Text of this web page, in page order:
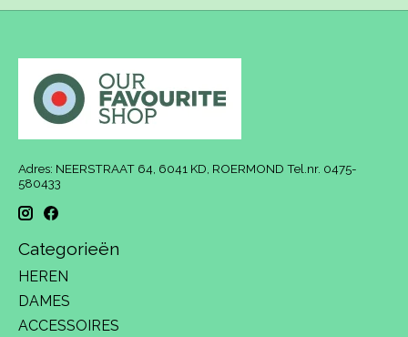
Adres: NEERSTRAAT 64, 6041 KD, ROERMOND Tel.nr. 0475-
580433
Categorieën
HEREN
DAMES
ACCESSOIRES